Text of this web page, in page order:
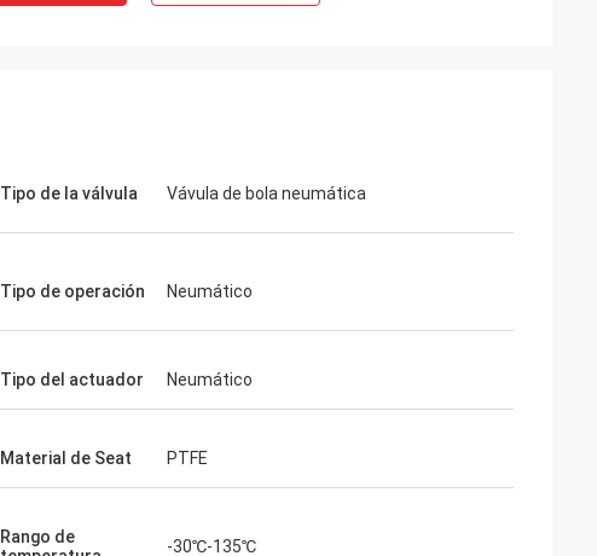
Tipo de la válvula Vávula de bola neumática
Tipo de operación Neumático
Tipo del actuador Neumático
Material de Seat PTFE
Rango de
-30℃-135℃